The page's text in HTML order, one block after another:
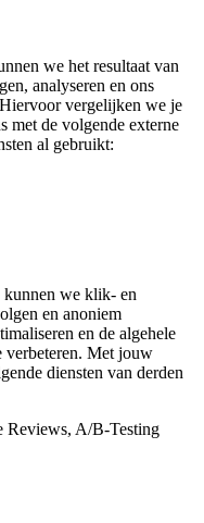
we het resultaat van
analyseren en ons
vergelijken we je
met de volgende externe
al gebruikt:
kunnen we klik- en
en anoniem
en de algehele
verbeteren. Met jouw
diensten van derden
Reviews, A/B-Testing